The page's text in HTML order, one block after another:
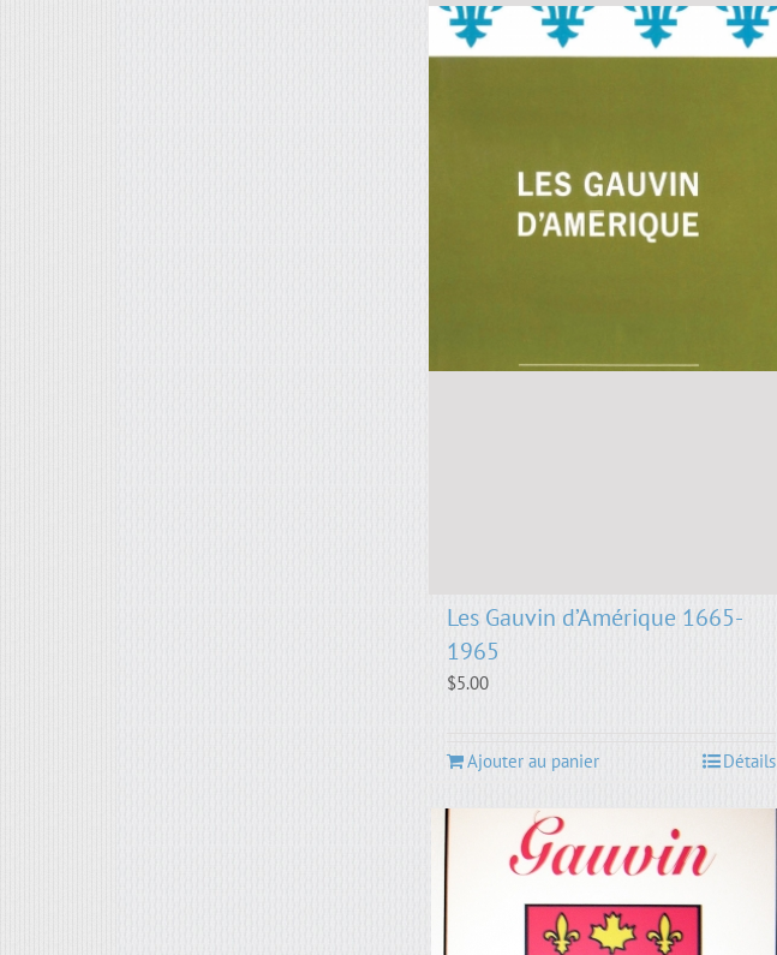
Les Gauvin d’Amérique 1665-
1965
$5.00
Ajouter au panier Détails